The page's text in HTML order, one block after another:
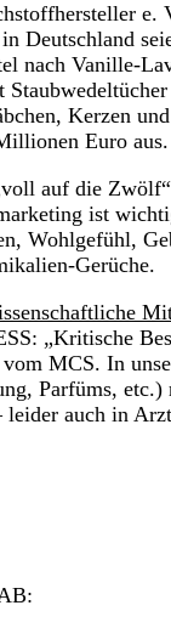
e.
Deutschland
nach Vanille-
Kerzen
Euro aus.
auf die
ist
Wohlgefühl,
Gerüche.
„Kritische
MCS. In
Parfüms,
auch in